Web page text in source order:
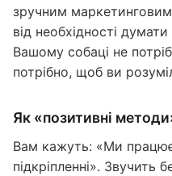
зручним
від необхідності
Вашому собаці не
потрібно, щоб ви
Як «позитивні
Вам кажуть: «Ми
підкріпленні». Звучить